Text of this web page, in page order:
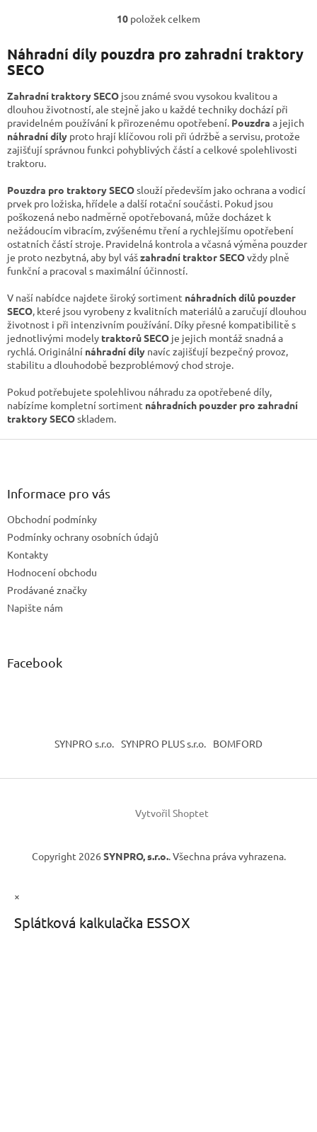
O
l
á
a
c
í
p
r
v
y
v
ý
p
i
s
u
10 položek celkem
Náhradní díly pouzdra pro zahradní traktory
SECO
Zahradní traktory SECO jsou známé svou vysokou kvalitou a
dlouhou životností, ale stejně jako u každé techniky dochází při
pravidelném používání k přirozenému opotřebení. Pouzdra a jejich
náhradní díly proto hrají klíčovou roli při údržbě a servisu, protože
zajišťují správnou funkci pohyblivých částí a celkové spolehlivosti
traktoru.
Pouzdra pro traktory SECOslouží především jako ochrana a vodicí
prvek pro ložiska, hřídele a další rotační součásti. Pokud jsou
poškozená nebo nadměrně opotřebovaná, může docházet k
nežádoucím vibracím, zvýšenému tření a rychlejšímu opotřebení
ostatních částí stroje. Pravidelná kontrola a včasná výměna pouzder
je proto nezbytná, aby byl vášzahradní traktor SECOvždy plně
funkční a pracoval s maximální účinností.
V naší nabídce najdete široký sortiment náhradních dílů pouzder
SECO, které jsou vyrobeny z kvalitních materiálů a zaručují dlouhou
životnost i při intenzivním používání. Díky přesné kompatibilitě s
jednotlivými modely traktorů SECO je jejich montáž snadná a
rychlá. Originální náhradní díly navíc zajišťují bezpečný provoz,
stabilitu a dlouhodobě bezproblémový chod stroje.
Pokud potřebujete spolehlivou náhradu za opotřebené díly,
nabízíme kompletní sortiment náhradních pouzder pro zahradní
traktory SECOskladem.
Z
Informace pro vás
Obchodní podmínky
Podmínky ochrany osobních údajů
Kontakty
Hodnocení obchodu
Prodávané značky
Napište nám
Facebook
SYNPRO s.r.o. SYNPRO PLUS s.r.o. BOMFORD
Vytvořil Shoptet
Copyright 2026 SYNPRO, s.r.o.. Všechna práva vyhrazena.
×
Splátková kalkulačka ESSOX